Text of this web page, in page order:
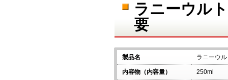
ラニーウル
要
製品名 ラニーウ
内容物（内容量） 250ml